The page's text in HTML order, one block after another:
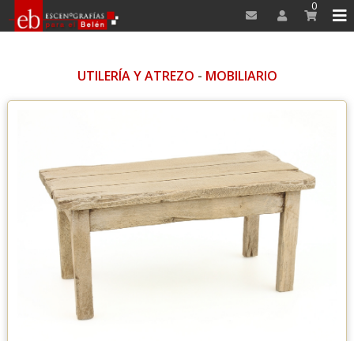
0
UTILERÍA Y ATREZO - MOBILIARIO